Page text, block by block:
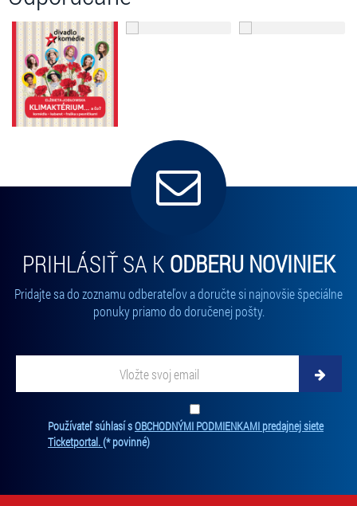
Katarína BRYCHTOVÁ / Daniela KUFFELOVÁ / Jana VALOCKÁ
texty piesní: Martin Sarvaš, hudobná produkcia: Ľubo Horňák,
vokálne naštudovanie: Lenka
Paulíková, pohybová spolupráca: Ivana Antolová, scéna: Tibor Csóka,
kostýmy: Alexandra Grusková, réžia: Svetozár Sprušanský
dĺžka predstavenia: 2 hod. 45 min. (vrátane prestávky)
Predstavenie je vhodné pre divákov od 15 rokov.
Zľavy a vstupenky: bez zľavy
PRIHLÁSIŤ SA K ODBERU NOVINIEK
Pridajte sa do zoznamu odberateľov a doručte si najnovšie špeciálne
ponuky priamo do doručenej pošty.
Zadajte svoju e-mailovú adresu, na ktorú vám budeme zasielať
Používateľ súhlasí sOBCHODNÝMI PODMIENKAMI predajnej siete
Ticketportal.(* povinné)